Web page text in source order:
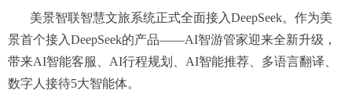
美景智联智慧文旅系统正式全面接入DeepSeek。作为美
景首个接入DeepSeek的产品——AI智游管家迎来全新升级，
带来AI智能客服、AI行程规划、AI智能推荐、多语言翻译、
数字人接待5大智能体。